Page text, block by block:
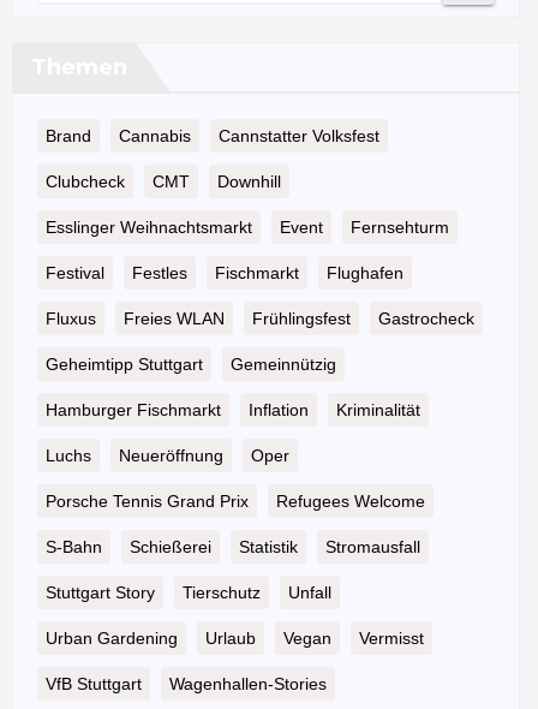
Brand Cannabis Cannstatter Volksfest
Clubcheck CMT Downhill
Esslinger Weihnachtsmarkt Event Fernsehturm
Festival Festles Fischmarkt Flughafen
Fluxus Freies WLAN Frühlingsfest Gastrocheck
Geheimtipp Stuttgart Gemeinnützig
Hamburger Fischmarkt Inflation Kriminalität
Luchs Neueröffnung Oper
Porsche Tennis Grand Prix Refugees Welcome
S-Bahn Schießerei Statistik Stromausfall
Stuttgart Story Tierschutz Unfall
Urban Gardening Urlaub Vegan Vermisst
VfB Stuttgart Wagenhallen-Stories